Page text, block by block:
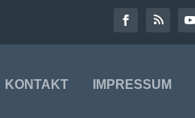
KONTAKT IMPRESSUM